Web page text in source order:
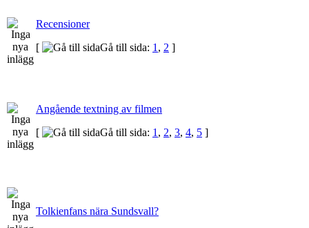
Recensioner
[
Gå till sida: 1 , 2 ]
Angående textning av filmen
[
Gå till sida: 1 , 2, 3, 4, 5 ]
Tolkienfans nära Sundsvall?